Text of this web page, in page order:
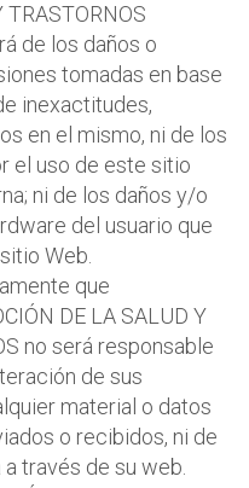
TRASTORNOS
de los daños o
tomadas en base
inexactitudes,
en el mismo, ni de los
el uso de este sitio
ni de los daños y/o
del usuario que
Web.
que
DE LA SALUD Y
no será responsable
de sus
material o datos
o recibidos, ni de
través de su web.